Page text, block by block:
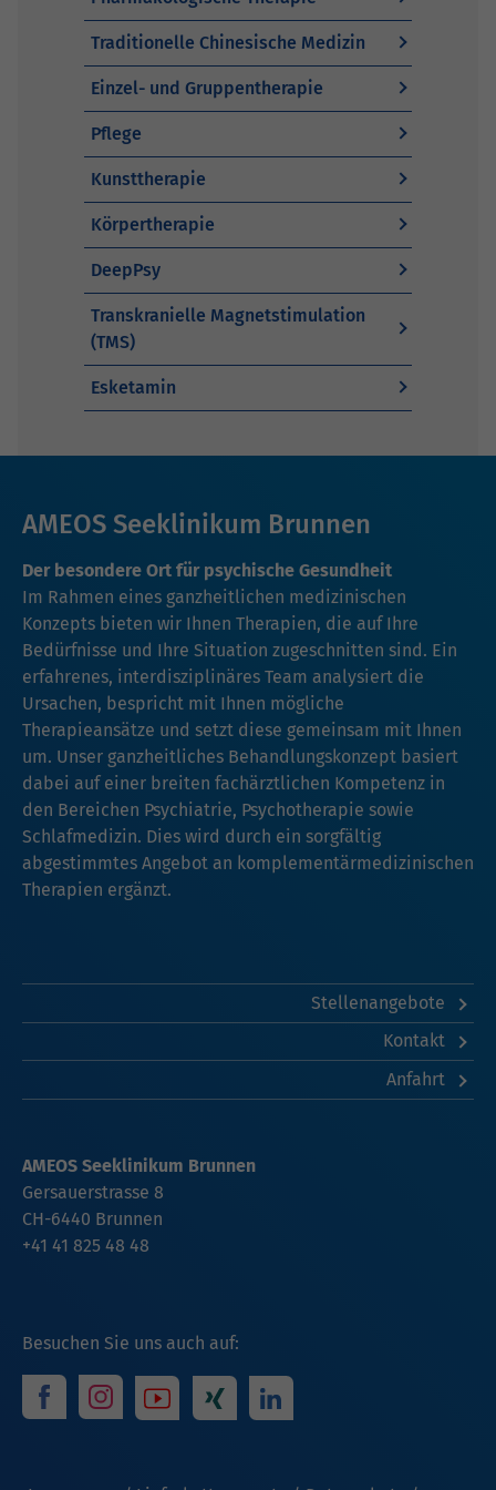
Traditionelle Chinesische Medizin
Einzel- und Gruppentherapie
Pflege
Kunsttherapie
Körpertherapie
DeepPsy
Transkranielle Magnetstimulation
(TMS)
Esketamin
AMEOS Seeklinikum Brunnen
Der besondere Ort für psychische Gesundheit
Im Rahmen eines ganzheitlichen medizinischen
Konzepts bieten wir Ihnen Therapien, die auf Ihre
Bedürfnisse und Ihre Situation zugeschnitten sind. Ein
erfahrenes, interdisziplinäres Team analysiert die
Ursachen, bespricht mit Ihnen mögliche
Therapieansätze und setzt diese gemeinsam mit Ihnen
um. Unser ganzheitliches Behandlungskonzept basiert
dabei auf einer breiten fachärztlichen Kompetenz in
den Bereichen Psychiatrie, Psychotherapie sowie
Schlafmedizin. Dies wird durch ein sorgfältig
abgestimmtes Angebot an komplementärmedizinischen
Therapien ergänzt.
Stellenangebote
Kontakt
Anfahrt
Besuchen Sie uns auch auf:
AMEOS Seeklinikum Brunnen
Gersauerstrasse 8
CH-6440 Brunnen
+41 41 825 48 48